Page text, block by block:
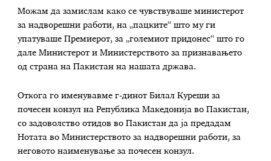
Можам да замислам како се чувствуваше министерот
за надворешни работи, на „пацките“ што му ги
упатуваше Премиерот, за „големиот придонес“ што го
дале Министерот и Министерството за признавањето
од страна на Пакистан на нашата држава.
Откога го именувавме г-динот Билал Куреши за
почесен конзул на Република Македонија во Пакистан,
со задоволство отидов во Пакистан да ја предадам
Нотата во Министерството за надворешни работи, за
неговото наименување за почесен конзул.